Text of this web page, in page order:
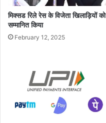
मिक्सड रिले रेस के विजेता खिलाड़ियों को
सम्मानित किया
February 12, 2025